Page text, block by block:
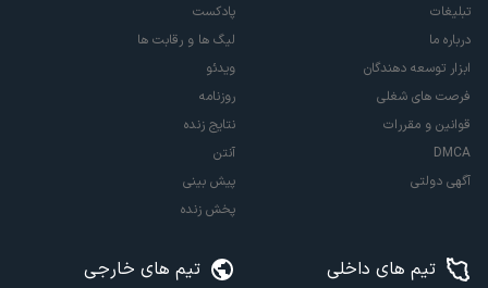
تبلیغات
درباره ما
ابزار توسعه دهندگان
فرصت های شغلی
قوانین و مقررات
DMCA
آگهی دولتی
پادکست
لیگ ها و رقابت ها
ویدئو
روزنامه
نتایج زنده
آنتن
پیش بینی
پخش زنده
تیم های داخلی تیم های خارجی